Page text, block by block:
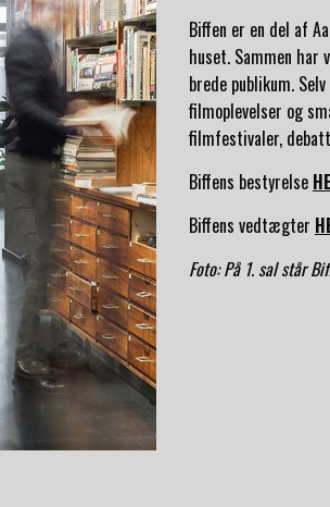
Biffen er en del af
huset. Sammen
brede publikum.
filmoplevelser og
filmfestivaler,
Biffens bestyrelse
Biffens vedtægter
Foto: På 1. sal står